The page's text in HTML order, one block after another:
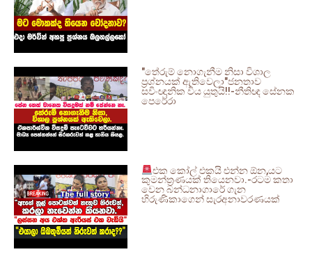
"තේරුම් නොගැනීම නිසා විශාල
ප්‍රශ්නයක් ඇතිවෙලා"ජනතාව
සවිංඥානික විය යුතුයි!!-නීතිඥ සේනක
පෙරේරා
එක කෝල් එකයි එන්න ඕන,යට
කුමන්ත්‍රණයක් තියෙනවා.-රටම කතා
වෙන බන්ධනාගාරේ ගැන
හිරුණිකාගෙන් සැරඅනාවරණයක්